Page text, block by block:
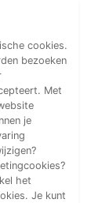
cookies.
bezoeken
Met
je
het
Je kunt